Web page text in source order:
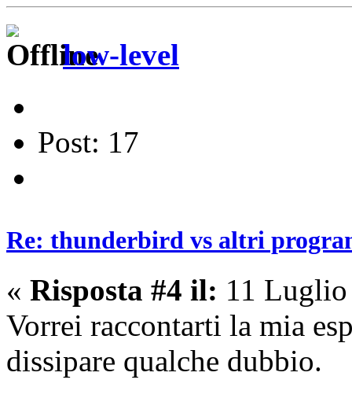
low-level
Post: 17
Re: thunderbird vs altri
« Risposta #4 il: 11
Vorrei raccontarti la mia
dissipare qualche dubbio.